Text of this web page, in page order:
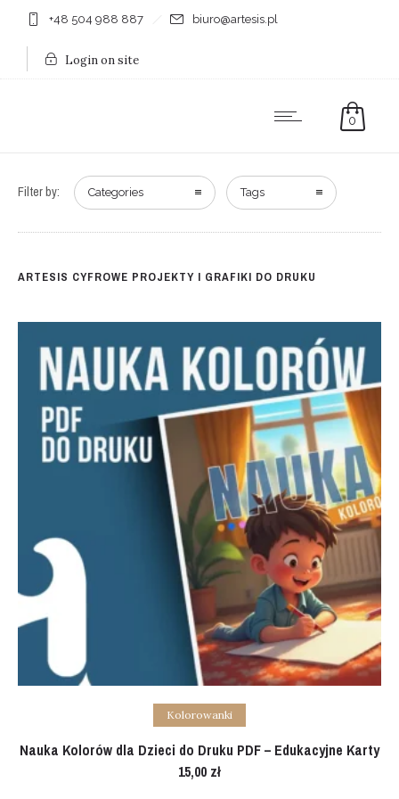
+48 504 988 887 biuro@artesis.pl
Login on site
0
Filter by: Categories Tags
ARTESIS CYFROWE PROJEKTY I GRAFIKI DO DRUKU
Add to cart
Kolorowanki
Nauka Kolorów dla Dzieci do Druku PDF – Edukacyjne Karty
15,00 zł